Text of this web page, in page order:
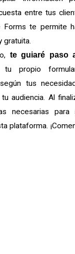
entre tus
Forms te permite
gratuita.
te guiaré paso
tu propio
tus
audiencia. Al
necesarias
plataforma.